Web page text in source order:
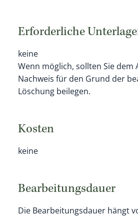
Erforderliche
keine
Wenn möglich, sollten Sie dem
Nachweis für den Grund der
Löschung beilegen.
Kosten
keine
Bearbeitungsdauer
Die Bearbeitungsdauer hängt